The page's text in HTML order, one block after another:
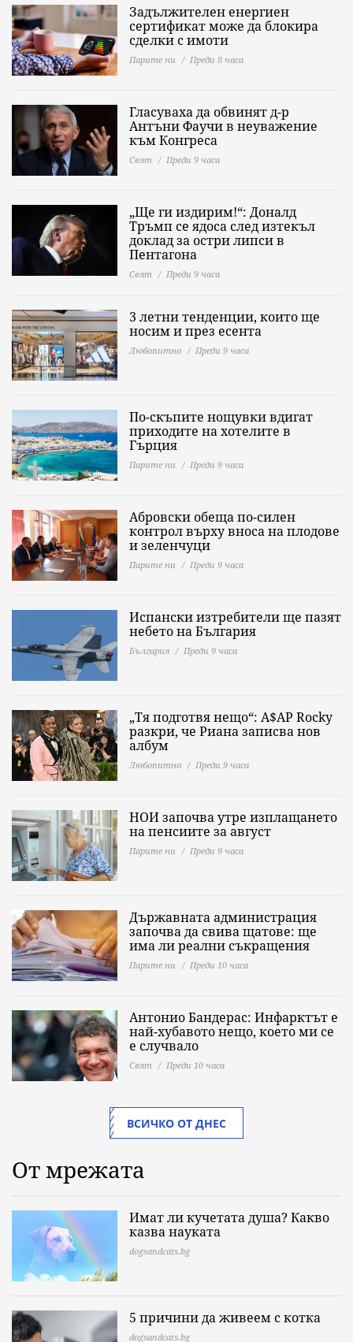
Задължителен енергиен
сертификат може да блокира
сделки с имоти
Парите ни Преди 8 часа
Гласуваха да обвинят д-р
Антъни Фаучи в неуважение
към Конгреса
Свят Преди 9 часа
„Ще ги издирим!“: Доналд
Тръмп се ядоса след изтекъл
доклад за остри липси в
Пентагона
Свят Преди 9 часа
3 летни тенденции, които ще
носим и през есента
Любопитно Преди 9 часа
По-скъпите нощувки вдигат
приходите на хотелите в
Гърция
Парите ни Преди 9 часа
Абровски обеща по-силен
контрол върху вноса на плодове
и зеленчуци
Парите ни Преди 9 часа
Испански изтребители ще пазят
небето на България
България Преди 9 часа
„Тя подготвя нещо“: A$AP Rocky
разкри, че Риана записва нов
албум
Любопитно Преди 9 часа
НОИ започва утре изплащането
на пенсиите за август
Парите ни Преди 9 часа
Държавната администрация
започва да свива щатове: ще
има ли реални съкращения
Парите ни Преди 10 часа
Антонио Бандерас: Инфарктът е
най-хубавото нещо, което ми се
е случвало
Свят Преди 10 часа
ВСИЧКО ОТ ДНЕС
От мрежата
Имат ли кучетата душа? Какво
казва науката
dogsandcats.bg
5 причини да живеем с котка
dogsandcats.bg